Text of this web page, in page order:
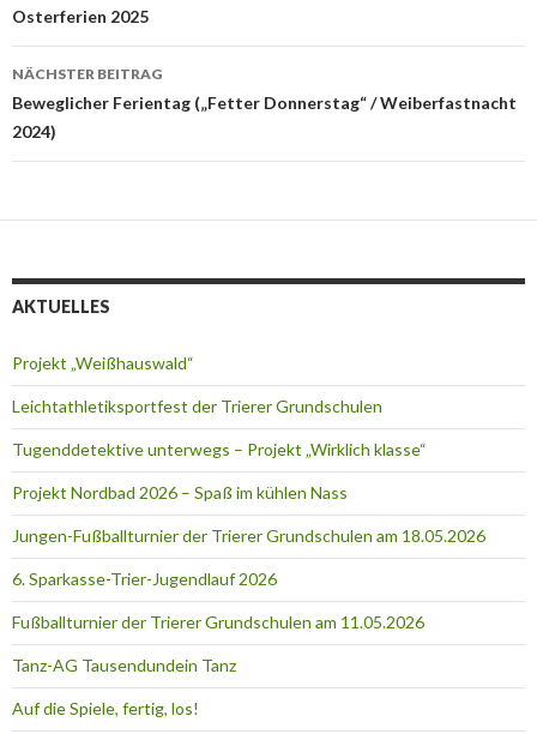
Navigation
Osterferien 2025
NÄCHSTER BEITRAG
Beweglicher Ferientag („Fetter Donnerstag“ / Weiberfastnacht
2024)
AKTUELLES
Projekt „Weißhauswald“
Leichtathletiksportfest der Trierer Grundschulen
Tugenddetektive unterwegs – Projekt „Wirklich klasse“
Projekt Nordbad 2026 – Spaß im kühlen Nass
Jungen-Fußballturnier der Trierer Grundschulen am 18.05.2026
6. Sparkasse-Trier-Jugendlauf 2026
Fußballturnier der Trierer Grundschulen am 11.05.2026
Tanz-AG Tausendundein Tanz
Auf die Spiele, fertig, los!